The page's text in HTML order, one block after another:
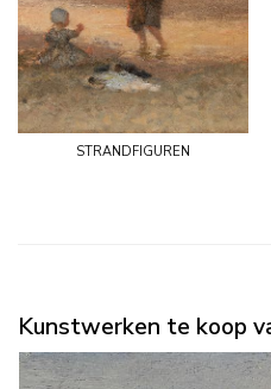
strandfiguren
Kunstwerken te koop